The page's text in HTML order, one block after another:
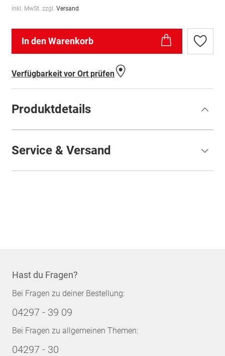
inkl. MwSt. zzgl. Versand
In den Warenkorb
Zur
Verfügbarkeit vor Ort prüfen
Produktdetails
Service & Versand
Hast du Fragen?
Bei Fragen zu deiner Bestellung:
04297 - 39 09
Bei Fragen zu allgemeinen Themen:
04297 - 30